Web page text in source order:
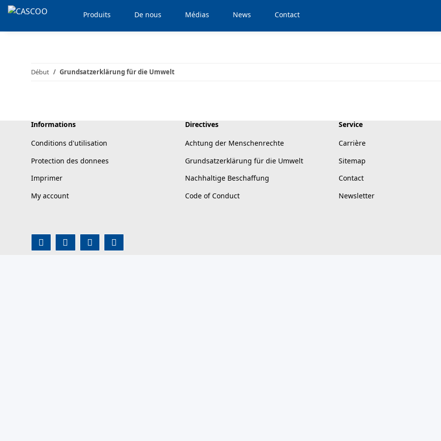
Produits De nous Médias News Contact
Début Grundsatzerklärung für die Umwelt
Informations
Conditions d'utilisation
Protection des donnees
Imprimer
My account
Directives
Achtung der Menschenrechte
Grundsatzerklärung für die Umwelt
Nachhaltige Beschaffung
Code of Conduct
Service
Carrière
Sitemap
Contact
Newsletter